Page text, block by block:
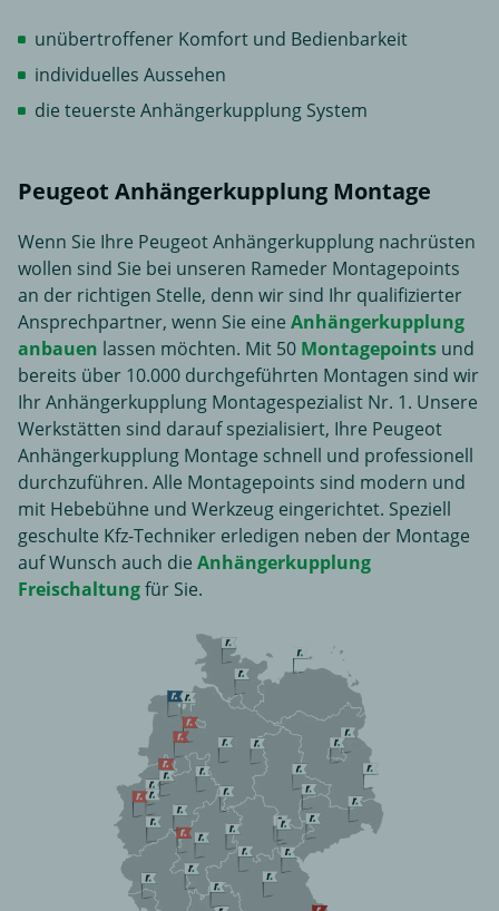
unübertroffener Komfort und Bedienbarkeit
individuelles Aussehen
die teuerste Anhängerkupplung System
Peugeot Anhängerkupplung Montage
Wenn Sie Ihre Peugeot Anhängerkupplung nachrüsten
wollen sind Sie bei unseren Rameder Montagepoints
an der richtigen Stelle, denn wir sind Ihr qualifizierter
Ansprechpartner, wenn Sie eine Anhängerkupplung
anbauen lassen möchten. Mit 50 Montagepoints und
bereits über 10.000 durchgeführten Montagen sind wir
Ihr Anhängerkupplung Montagespezialist Nr. 1. Unsere
Werkstätten sind darauf spezialisiert, Ihre Peugeot
Anhängerkupplung Montage schnell und professionell
durchzuführen. Alle Montagepoints sind modern und
mit Hebebühne und Werkzeug eingerichtet. Speziell
geschulte Kfz-Techniker erledigen neben der Montage
auf Wunsch auch die Anhängerkupplung
Freischaltungfür Sie.